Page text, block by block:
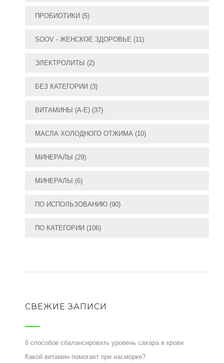
ПРОБИОТИКИ (5)
SOOV - ЖЕНСКОЕ ЗДОРОВЬЕ (11)
ЭЛЕКТРОЛИТЫ (2)
БЕЗ КАТЕГОРИИ (3)
ВИТАМИНЫ (А-E) (37)
МАСЛА ХОЛОДНОГО ОТЖИМА (10)
МИНЕРАЛЫ (29)
МИНЕРАЛЫ (6)
ПО ИСПОЛЬЗОВАНИЮ (90)
ПО КАТЕГОРИИ (106)
СВЕЖИЕ ЗАПИСИ
6 способов сбалансировать уровень сахара в крови
Какой витамин помогает при насморке?